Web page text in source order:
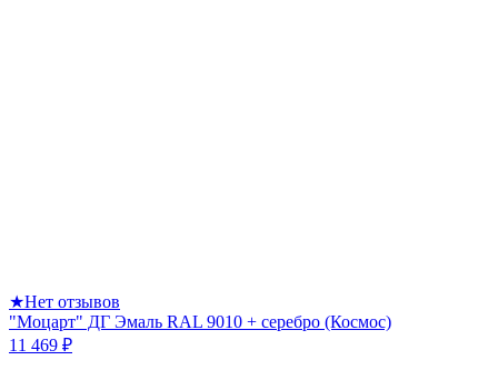
★Нет отзывов
"Моцарт" ДГ Эмаль RAL 9010 + серебро (Космос)
11 469 ₽